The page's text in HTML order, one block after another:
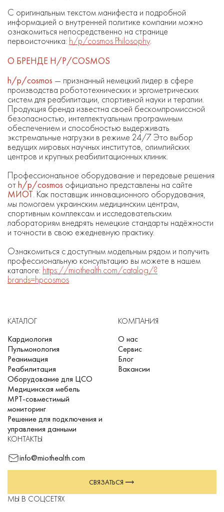
С оригинальным текстом манифеста и подробной
информацией о внутренней политике компании можно
ознакомиться непосредственно на странице
первоисточника: h/p/cosmos Philosophy.
О БРЕНДЕ H/P/COSMOS
h/p/cosmos — признанный немецкий лидер в сфере
производства робототехнических и эргометрических
систем для реабилитации, спортивной науки и терапии.
Продукция бренда известна своей бескомпромиссной
безопасностью, интеллектуальным программным
обеспечением и способностью выдерживать
экстремальные нагрузки в режиме 24/7. Это выбор
ведущих мировых научных институтов, олимпийских
центров и крупных реабилитационных клиник.
Профессиональное оборудование и передовые решения
отh/p/cosmos официально представлены на сайте
МИОТ. Как поставщик инновационного оборудования,
мы помогаем украинским медицинским центрам,
спортивным комплексам и исследовательским
лабораториям внедрять немецкие стандарты надёжности
и точности в свою ежедневную практику.
Ознакомиться с доступным модельным рядом и получить
профессиональную консультацию вы можете в нашем
каталоге: https://miothealth.com/catalog/?
brands=hpcosmos
КАТАЛОГ
Кардиология
Пульмонология
Реанимация
Реабилитация
Оборудование для ЦСО
Медицинская мебель
МРТ-совместимый
мониторинг
Решение для подключения и
управления данными
КОМПАНИЯ
О нас
Сервис
Блог
Вакансии
КОНТАКТЫ
info@miothealth.com
СВЯЗАТЬСЯ
МЫ В СОЦСЕТЯХ